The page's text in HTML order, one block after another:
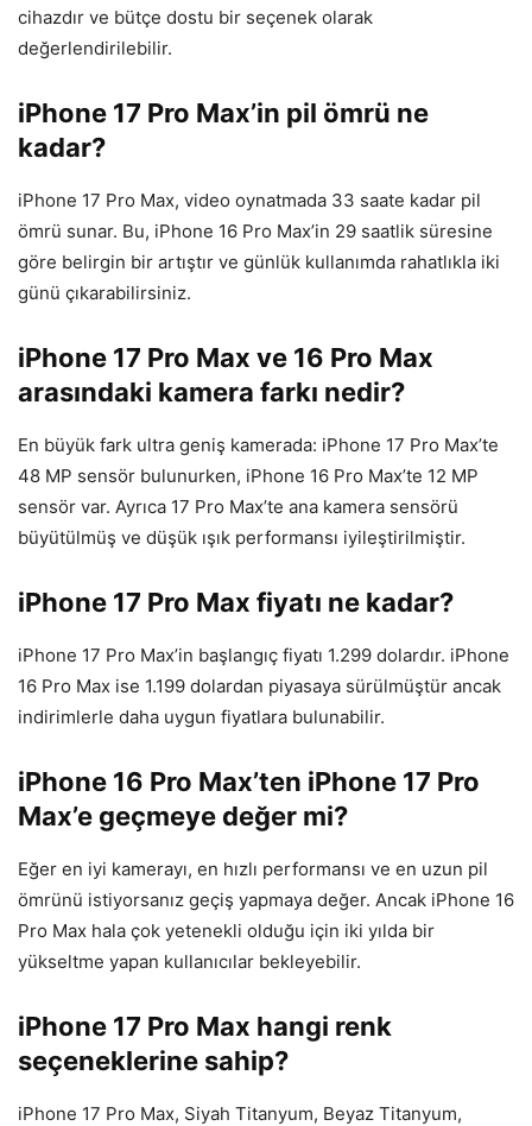
cihazdır ve bütçe dostu bir seçenek olarak
değerlendirilebilir.
iPhone 17 Pro Max’in pil ömrü ne
kadar?
iPhone 17 Pro Max, video oynatmada 33 saate kadar pil
ömrü sunar. Bu, iPhone 16 Pro Max’in 29 saatlik süresine
göre belirgin bir artıştır ve günlük kullanımda rahatlıkla iki
günü çıkarabilirsiniz.
iPhone 17 Pro Max ve 16 Pro Max
arasındaki kamera farkı nedir?
En büyük fark ultra geniş kamerada: iPhone 17 Pro Max’te
48 MP sensör bulunurken, iPhone 16 Pro Max’te 12 MP
sensör var. Ayrıca 17 Pro Max’te ana kamera sensörü
büyütülmüş ve düşük ışık performansı iyileştirilmiştir.
iPhone 17 Pro Max fiyatı ne kadar?
iPhone 17 Pro Max’in başlangıç fiyatı 1.299 dolardır. iPhone
16 Pro Max ise 1.199 dolardan piyasaya sürülmüştür ancak
indirimlerle daha uygun fiyatlara bulunabilir.
iPhone 16 Pro Max’ten iPhone 17 Pro
Max’e geçmeye değer mi?
Eğer en iyi kamerayı, en hızlı performansı ve en uzun pil
ömrünü istiyorsanız geçiş yapmaya değer. Ancak iPhone 16
Pro Max hala çok yetenekli olduğu için iki yılda bir
yükseltme yapan kullanıcılar bekleyebilir.
iPhone 17 Pro Max hangi renk
seçeneklerine sahip?
iPhone 17 Pro Max, Siyah Titanyum, Beyaz Titanyum,